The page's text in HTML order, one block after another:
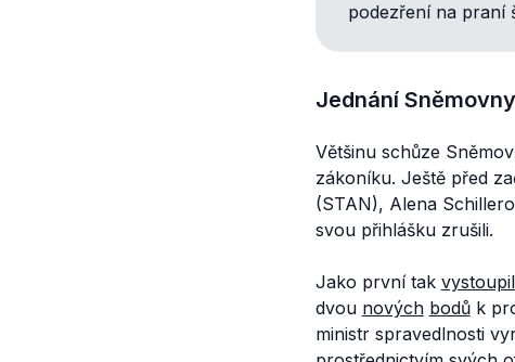
podezření na praní
Jednání
Většinu schůze
zákoníku. Ještě před
(STAN), Alena
svou přihlášku zrušili.
Jako první tak
dvou nových bodůk
ministr spravedlnosti